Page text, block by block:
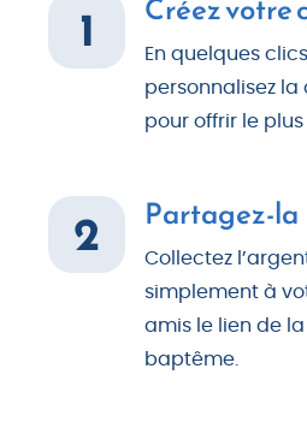
1 Créez votre
En quelques
personnalisez
pour offrir le
2 Partagez-la
Collectez
simplement à
amis le lien de
baptême.